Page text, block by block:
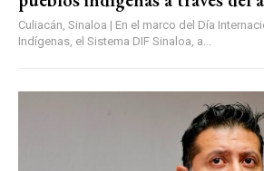
Culiacán, Sinaloa | En el marco del Día
Indígenas, el Sistema DIF Sinaloa, a...